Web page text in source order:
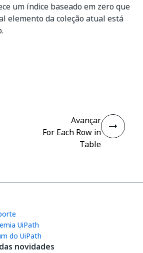
um índice baseado em zero que
elemento da coleção atual está
Avançar
For Each Row in
Table
UiPath
do UiPath
novidades